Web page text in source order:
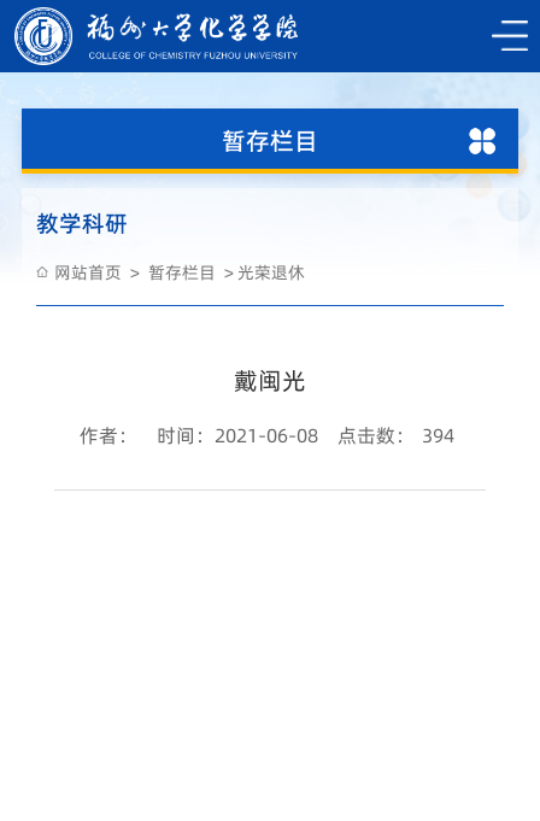
暂存栏目
教学科研
网站首页 暂存栏目 光荣退休
戴闽光
作者： 时间：2021-06-08 点击数： 394